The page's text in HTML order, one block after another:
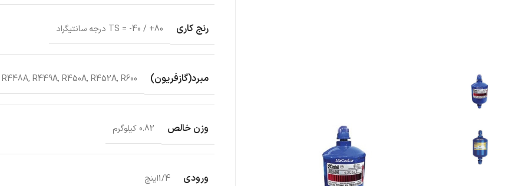
رنج کاری TS = -40 / +80 درجه سانتیگراد
مبرد(گازفریون) R449A, R450A, R452A, R600
وزن خالص 0.82 کیلوگرم
ورودی 1/4اینچ